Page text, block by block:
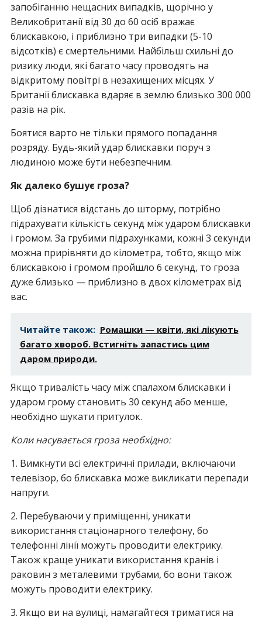
запобіганню нещасних випадків, щорічно у
Великобританії від 30 до 60 осіб вражає
блискавкою, і приблизно три випадки (5-10
відсотків) є смертельними. Найбільш схильні до
ризику люди, які багато часу проводять на
відкритому повітрі в незахищених місцях. У
Британії блискавка вдаряє в землю близько 300 000
разів на рік.
Боятися варто не тільки прямого попадання
розряду. Будь-який удар блискавки поруч з
людиною може бути небезпечним.
Як далеко бушує гроза?
Щоб дізнатися відстань до шторму, потрібно
підрахувати кількість секунд між ударом блискавки
і громом. За грубими підрахунками, кожні 3 секунди
можна прирівняти до кілометра, тобто, якщо між
блискавкою і громом пройшло 6 секунд, то гроза
дуже близько — приблизно в двох кілометрах від
вас.
Читайте також: Ромашки — квіти, які лікують
багато хвороб. Встигніть запастись цим
даром природи.
Якщо тривалість часу між спалахом блискавки і
ударом грому становить 30 секунд або менше,
необхідно шукати притулок.
Коли насувається гроза необхідно:
1. Вимкнути всі електричні прилади, включаючи
телевізор, бо блискавка може викликати перепади
напруги.
2. Перебуваючи у приміщенні, уникати
використання стаціонарного телефону, бо
телефонні лінії можуть проводити електрику.
Також краще уникати використання кранів і
раковин з металевими трубами, бо вони також
можуть проводити електрику.
3. Якщо ви на вулиці, намагайтеся триматися на